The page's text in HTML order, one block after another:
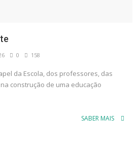
0 158
da Escola, dos professores, das
construção de uma educação
SABER MAIS